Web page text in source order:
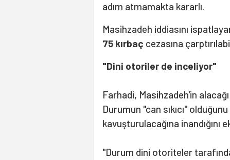
adım atmamakta kararlı.
Masihzadeh iddiasını
75 kırbaç cezasına
"Dini otoriler de inceliyor"
Farhadi, Masihzadeh'in
Durumun "can sıkıcı"
kavuşturulacağına inandığını
"Durum dini otoriteler